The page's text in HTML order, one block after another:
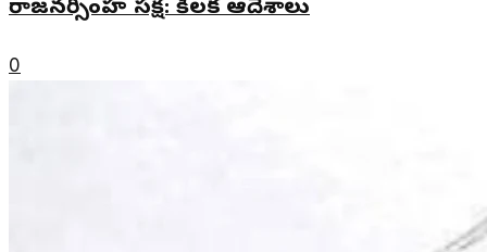
రాజనర్సింహ సమీక్ష: కీలక ఆదేశాలు
0